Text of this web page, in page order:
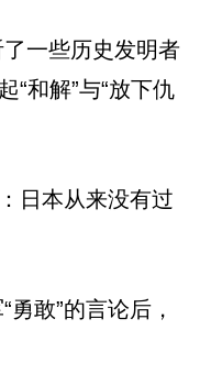
一些历史发明者
“和解”与“放下仇
日本从来没有过
敢”的言论后，